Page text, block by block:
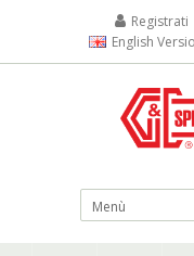
Registrati
English